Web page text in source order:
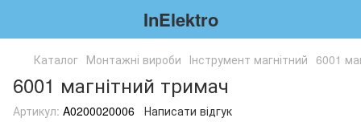
InElektro
Каталог Монтажні вироби Інструмент магнітний 6001
6001 магнітний тримач
Артикул: A0200020006 Написати відгук